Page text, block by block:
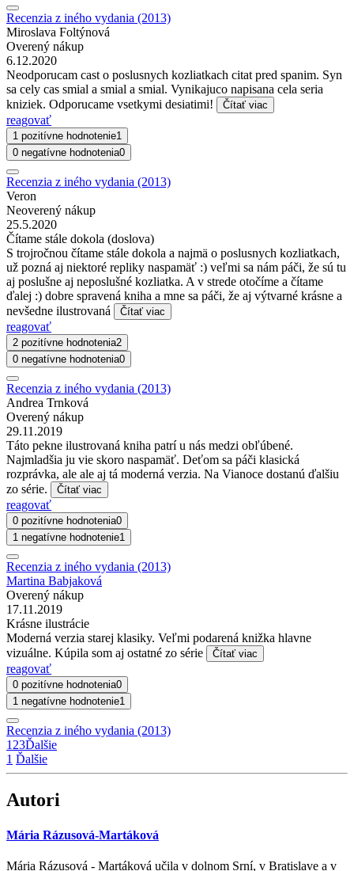
Recenzia z iného vydania (2013)
Miroslava Foltýnová
Overený nákup
6.12.2020
Neodporucam cast o poslusnych kozliatkach citat pred spanim. Syn
sa cely cas smial a smial a smial. Vynikajuco napisana cela seria
kniziek. Odporucame vsetkymi desiatimi!
Čítať viac
reagovať
1 pozitívne hodnotenie1
0 negatívne hodnotenia0
Recenzia z iného vydania (2013)
Veron
Neoverený nákup
25.5.2020
Čítame stále dokola (doslova)
S trojročnou čítame stále dokola a najmä o poslusnych kozliatkach,
už pozná aj niektoré repliky naspamäť :) veľmi sa nám páči, že sú tu
aj poslušne aj neposlušné kozliatka. A v strede otočíme a čítame
ďalej :) dobre spravená kniha a mne sa páči, že aj výtvarné krásne a
nevšedne ilustrovaná
Čítať viac
reagovať
2 pozitívne hodnotenia2
0 negatívne hodnotenia0
Recenzia z iného vydania (2013)
Andrea Trnková
Overený nákup
29.11.2019
Táto pekne ilustrovaná kniha patrí u nás medzi obľúbené.
Najmladšia ju vie skoro naspamäť. Deťom sa páči klasická
rozprávka, ale ale aj tá moderná verzia. Na Vianoce dostanú ďalšiu
zo série.
Čítať viac
reagovať
0 pozitívne hodnotenia0
1 negatívne hodnotenie1
Recenzia z iného vydania (2013)
Martina Babjaková
Overený nákup
17.11.2019
Krásne ilustrácie
Moderná verzia starej klasiky. Veľmi podarená knižka hlavne
vizuálne. Kúpila som aj ostatné zo série
Čítať viac
reagovať
0 pozitívne hodnotenia0
1 negatívne hodnotenie1
Recenzia z iného vydania (2013)
1 23Ďalšie
1 Ďalšie
Autori
Mária Rázusová-Martáková
Mária Rázusová - Martáková učila v dolnom Srní, v Bratislave a v